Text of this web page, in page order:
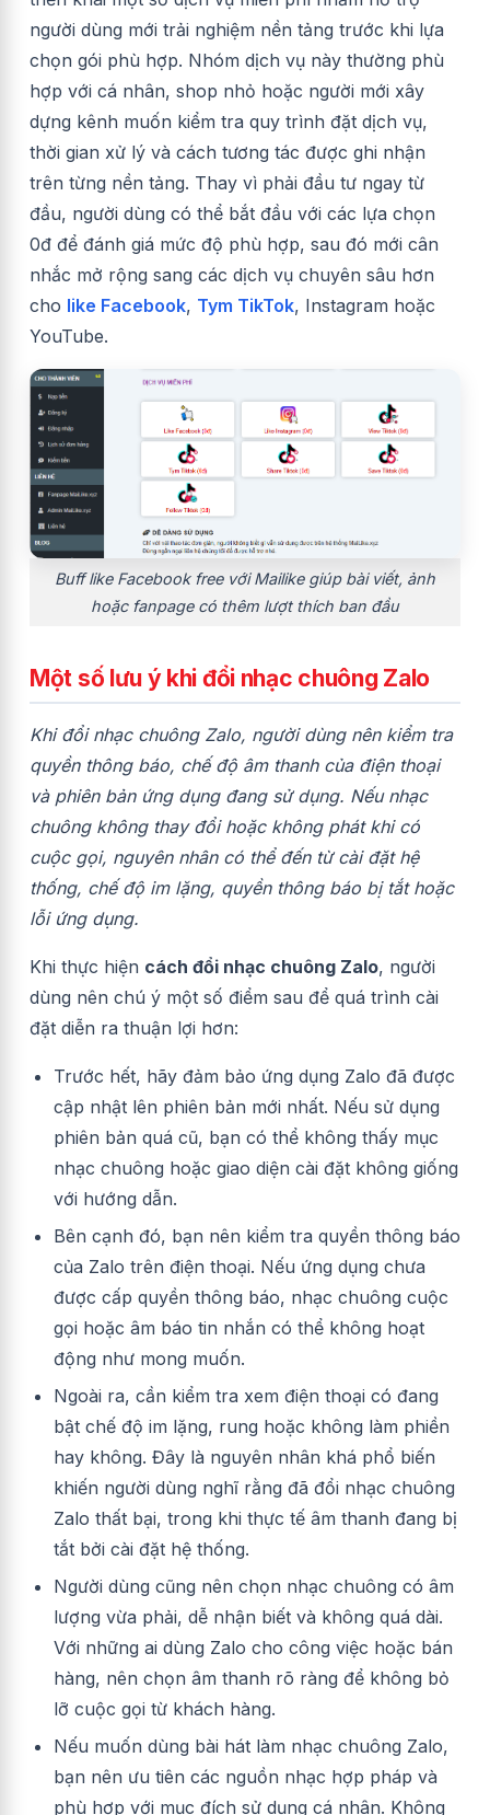
người dùng mới trải nghiệm nền tảng trước khi lựa
chọn gói phù hợp. Nhóm dịch vụ này thường phù
hợp với cá nhân, shop nhỏ hoặc người mới xây
dựng kênh muốn kiểm tra quy trình đặt dịch vụ,
thời gian xử lý và cách tương tác được ghi nhận
trên từng nền tảng. Thay vì phải đầu tư ngay từ
đầu, người dùng có thể bắt đầu với các lựa chọn
0đ để đánh giá mức độ phù hợp, sau đó mới cân
nhắc mở rộng sang các dịch vụ chuyên sâu hơn
cho like Facebook, Tym TikTok, Instagram hoặc
YouTube.
Buff like Facebook free với Mailike giúp bài viết, ảnh
hoặc fanpage có thêm lượt thích ban đầu
Một số lưu ý khi đổi nhạc chuông Zalo
Khi đổi nhạc chuông Zalo, người dùng nên kiểm tra
quyền thông báo, chế độ âm thanh của điện thoại
và phiên bản ứng dụng đang sử dụng. Nếu nhạc
chuông không thay đổi hoặc không phát khi có
cuộc gọi, nguyên nhân có thể đến từ cài đặt hệ
thống, chế độ im lặng, quyền thông báo bị tắt hoặc
lỗi ứng dụng.
Khi thực hiện cách đổi nhạc chuông Zalo, người
dùng nên chú ý một số điểm sau để quá trình cài
đặt diễn ra thuận lợi hơn:
Trước hết, hãy đảm bảo ứng dụng Zalo đã được
cập nhật lên phiên bản mới nhất. Nếu sử dụng
phiên bản quá cũ, bạn có thể không thấy mục
nhạc chuông hoặc giao diện cài đặt không giống
với hướng dẫn.
Bên cạnh đó, bạn nên kiểm tra quyền thông báo
của Zalo trên điện thoại. Nếu ứng dụng chưa
được cấp quyền thông báo, nhạc chuông cuộc
gọi hoặc âm báo tin nhắn có thể không hoạt
động như mong muốn.
Ngoài ra, cần kiểm tra xem điện thoại có đang
bật chế độ im lặng, rung hoặc không làm phiền
hay không. Đây là nguyên nhân khá phổ biến
khiến người dùng nghĩ rằng đã đổi nhạc chuông
Zalo thất bại, trong khi thực tế âm thanh đang bị
tắt bởi cài đặt hệ thống.
Người dùng cũng nên chọn nhạc chuông có âm
lượng vừa phải, dễ nhận biết và không quá dài.
Với những ai dùng Zalo cho công việc hoặc bán
hàng, nên chọn âm thanh rõ ràng để không bỏ
lỡ cuộc gọi từ khách hàng.
Nếu muốn dùng bài hát làm nhạc chuông Zalo,
bạn nên ưu tiên các nguồn nhạc hợp pháp và
phù hợp với mục đích sử dụng cá nhân. Không